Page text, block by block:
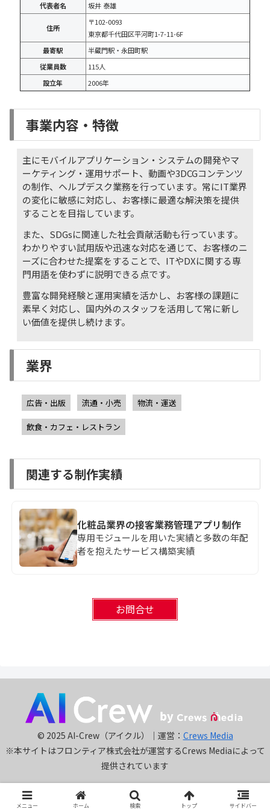
代表者名
坂井 泰雄
住所
〒102-0093
東京都千代田区平河町1-7-11-6F
最寄駅
半蔵門駅・永田町駅
従業員数
115人
設立年
2006年
事業内容・特徴
主にモバイルアプリケーション・システムの開発やマ
ーケティング・運用サポート、動画や3DCGコンテンツ
の制作、ヘルプデスク業務を行っています。常にIT業界
の変化に敏感に対応し、お客様に最適な解決策を提供
することを目指しています。
また、SDGsに関連した社会貢献活動も行っています。
わかりやすい試用版や迅速な対応を通じて、お客様のニ
ーズに合わせた提案をすることで、ITやDXに関する専
門用語を使わずに説明できる点です。
豊富な開発経験と運用実績を活かし、お客様の課題に
素早く対応し、国内外のスタッフを活用して常に新し
い価値を提供し続けます。
業界
広告・出版 流通・小売 物流・運送
飲食・カフェ・レストラン
関連する制作実績
化粧品業界の接客業務管理アプリ制作
専用モジュールを用いた実績と多数の年配
者を抱えたサービス構築実績
お問合せ
© 2025 AI-Crew（アイクル）｜運営： Crews Media
※本サイトはフロンティア株式会社が運営するCrews Mediaによって
提供されています
メニュー ホーム 検索 トップ サイドバー